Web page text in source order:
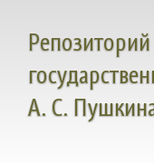
Репозиторий
А. С.